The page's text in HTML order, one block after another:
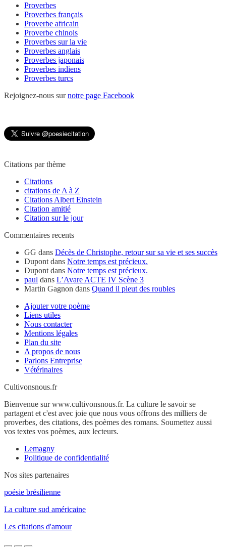
Proverbes
Proverbes français
Proverbe africain
Proverbe chinois
Proverbes sur la vie
Proverbes anglais
Proverbes japonais
Proverbes indiens
Proverbes turcs
Rejoignez-nous surnotre page Facebook
Citations par thème
Citations
citations de A à Z
Citations Albert Einstein
Citation amitié
Citation sur le jour
Commentaires recents
GG dans Décès de Christophe, retour sur sa vie et ses succès
Dupont dans Notre temps est précieux.
Dupont dans Notre temps est précieux.
paul dans L’Avare ACTE IV Scène 3
Martin Gagnon dans Quand il pleut des roubles
Ajouter votre poème
Liens utiles
Nous contacter
Mentions légales
Plan du site
A propos de nous
Parlons Entreprise
Vétérinaires
Cultivonsnous.fr
Bienvenue sur www.cultivonsnous.fr. La culture le savoir se
partagent et c'est avec joie que nous vous offrons des milliers de
proverbes, des citations, des poèmes des romans. Soumettez aussi
vos textes vos poèmes, aux lecteurs.
Lemagny
Politique de confidentialité
Nos sites partenaires
poésie brésilienne
La culture sud américaine
Les citations d'amour